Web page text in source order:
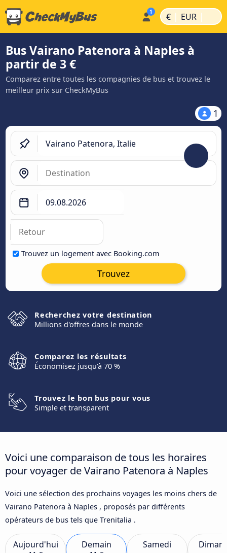
€ | EUR |
Bus Vairano Patenora à Naples à
partir de 3 €
Comparez entre toutes les compagnies de bus et trouvez le
meilleur prix sur CheckMyBus
1
Trouvez un logement avec Booking.com
Trouvez
Recherchez votre destination
Millions d'offres dans le monde
Comparez les résultats
Économisez jusqu'à 70 %
Trouvez le bon bus pour vous
Simple et transparent
Voici une comparaison de tous les horaires
pour voyager de Vairano Patenora à Naples
Voici une sélection des prochains voyages les moins chers de
Vairano Patenora à Naples , proposés par différents
opérateurs de bus tels que Trenitalia .
Aujourd'hui Demain Samedi